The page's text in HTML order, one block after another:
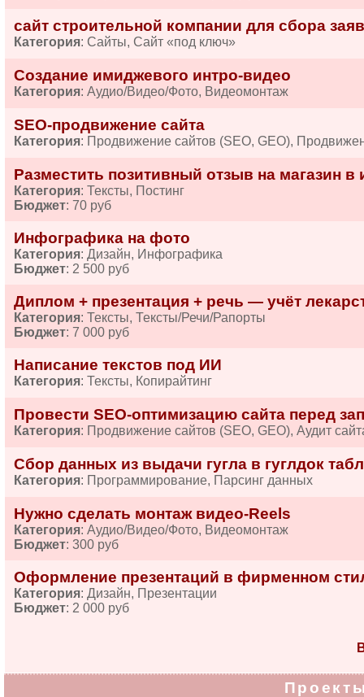
сайт строительной компании для сбора
Категория: Сайты, Сайт «под ключ»
Создание имиджевого интро-видео
Категория: Аудио/Видео/Фото, Видеомонтаж
SEO-продвижение сайта
Категория: Продвижение сайтов (SEO, GEO),
Разместить позитивный отзыв на магазин в
Категория: Тексты, Постинг
Бюджет: 70 руб
Инфографика на фото
Категория: Дизайн, Инфографика
Бюджет: 2 500 руб
Диплом + презентация + речь — учёт
Категория: Тексты, Тексты/Речи/Рапорты
Бюджет: 7 000 руб
Написание текстов под ИИ
Категория: Тексты, Копирайтинг
Провести SEO-оптимизацию сайта перед
Категория: Продвижение сайтов (SEO, GEO), Аудит
Сбор данных из выдачи гугла в гуглдок
Категория: Программирование, Парсинг данных
Нужно сделать монтаж видео-Reels
Категория: Аудио/Видео/Фото, Видеомонтаж
Бюджет: 300 руб
Оформление презентаций в фирменном
Категория: Дизайн, Презентации
Бюджет: 2 000 руб